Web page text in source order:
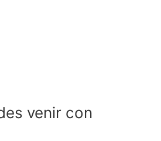
venir con